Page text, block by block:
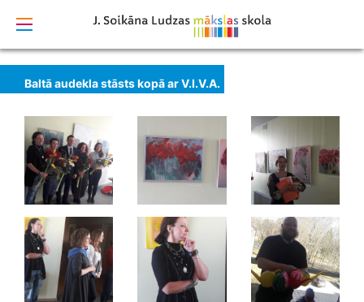
Baltā audekla stāsts kopā ar V.I.V.A.
izstrādāts